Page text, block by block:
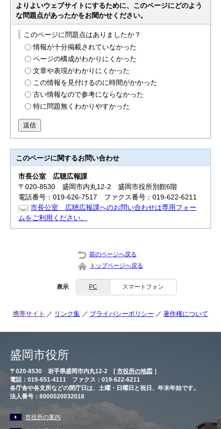
よりよいウェブサイトにするために、このページにどのよう
な問題点があったかをお聞かせください。
このページに問題点はありましたか？
情報が十分掲載されていなかった
ページの構成がわかりにくかった
文章や表現がわかりにくかった
この情報を見付けるのに時間がかかった
古い情報なので参考にならなかった
特に問題無くわかりやすかった
送信
このページに関するお問い合わせ
市長公室 広聴広報課
〒020-8530 盛岡市内丸12-2 盛岡市役所別館6階
電話番号：019-626-7517 ファクス番号：019-622-6211
市長公室 広聴広報課へのお問い合わせは専用フォー
ムをご利用ください。
前のページへ戻る
トップページへ戻る
表示 PC スマートフォン
携帯サイト リンク集 プライバシーポリシー 著作権について
盛岡市役所
〒020-8530 岩手県盛岡市内丸12-2 [ 市役所の地図 ］
電話：019-651-4111 ファクス：019-622-6211
各庁舎や各支所などの閉庁日は、土曜・日曜日と祝日、年末年始です。
法人番号：6000020032018
市役所の案内